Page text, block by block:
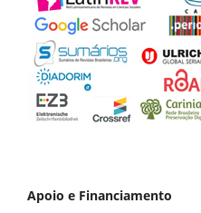
Apoio e Financiamento